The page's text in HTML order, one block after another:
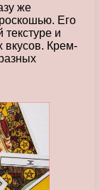
же
Его
и
вкусов. Крем-